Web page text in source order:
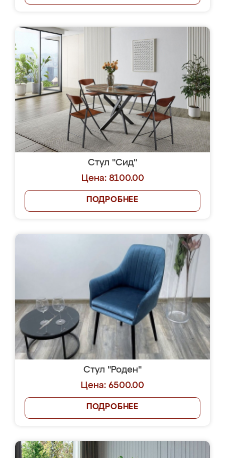
Стул "Сид"
Цена: 8100.00
ПОДРОБНЕЕ
Стул "Роден"
Цена: 6500.00
ПОДРОБНЕЕ